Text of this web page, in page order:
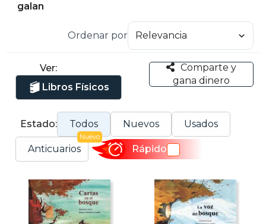
diversos premios, incluyendo la selección
de "La nota" en la lista The White Ravens
en 2023 y una mención especial en el XIV
Álbum Ilustrado en 2021.
galan
Ordenar por
Ver:
Libros Físicos
Comparte y
gana dinero
Estado: Todos Nuevos Usados
Anticuarios
Nuevo
Rápido